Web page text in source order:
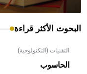
البحوث الأكثر قراءة
التقنيات (التكنولوجية)
الحاسوب